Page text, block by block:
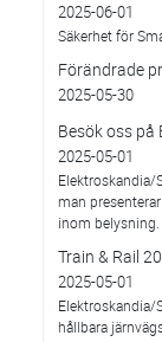
2025-06-01
Säkerhet för
Förändrade
2025-05-30
Besök oss på
2025-05-01
Elektroskandia/
man
inom belysning.
Train & Rail
2025-05-01
Elektroskandia/
hållbara